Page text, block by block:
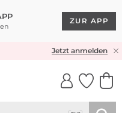
ZUR APP
& RÜCKVERSANDJetzt anmelden